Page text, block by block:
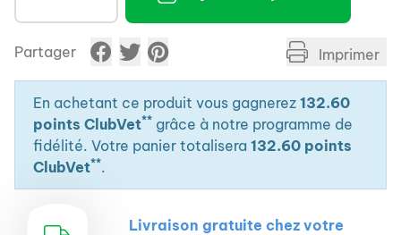
Partager Imprimer
En achetant ce produit vous gagnerez 132.60
points ClubVet** grâce à notre programme de
fidélité. Votre panier totalisera 132.60 points
ClubVet**.
Livraison gratuite chez votre